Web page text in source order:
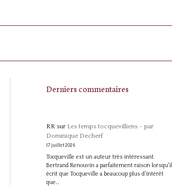
Derniers commentaires
RRsur Les temps tocquevilliens – par
Dominique Decherf
17 juillet 2026
Tocqueville est un auteur très intéressant.
Bertrand Renouvin a parfaitement raison lorsqu'il
écrit que Tocqueville a beaucoup plus d'intérêt
que…